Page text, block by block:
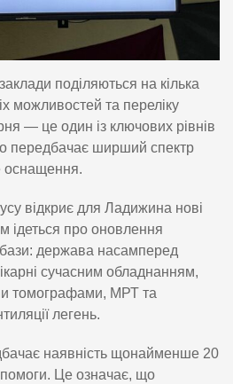
поділяються на кілька
можливостей та переліку
— це один із ключових рівнів
передбачає ширший спектр
оснащення.
відкриє для Ладижина нові
ідеться про оновлення
бази: держава насамперед
сучасним обладнанням,
томографами, МРТ та
легень.
наявність щонайменше 20
Це означає, що